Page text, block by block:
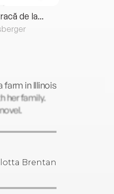
de la...
farm in Illinois
her family.